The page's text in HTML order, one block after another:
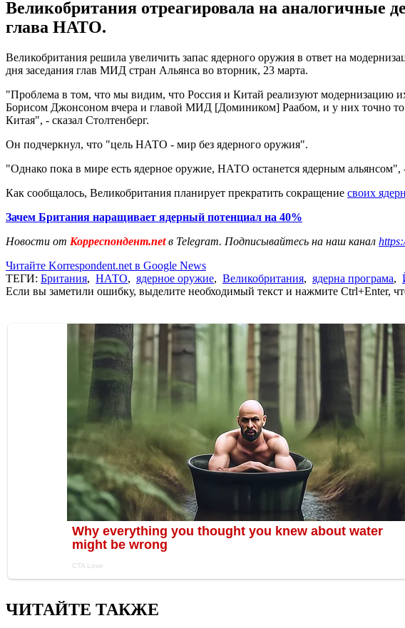
Великобритания отреагировала на аналогичные
глава НАТО.
Великобритания решила увеличить запас ядерного оружия в ответ на
дня заседания глав МИД стран Альянса во вторник, 23 марта.
"Проблема в том, что мы видим, что Россия и Китай реализуют модернизацию
Борисом Джонсоном вчера и главой МИД [Домиником] Раабом, и у них точно то
Китая", - сказал Столтенберг.
Он подчеркнул, что "цель НАТО - мир без ядерного оружия".
"Однако пока в мире есть ядерное оружие, НАТО останется ядерным
Как сообщалось, Великобритания планирует прекратить сокращение своих
Зачем Британия наращивает ядерный потенциал на 40%
Новости от Корреспондент.netв Telegram. Подписывайтесь на наш канал
Читайте Korrespondent.net в Google News
ТЕГИ: Британия, НАТО, ядерное оружие, Великобритания, ядерна програма,
Если вы заметили ошибку, выделите необходимый текст и нажмите Ctrl+Enter,
ЧИТАЙТЕ ТАКЖЕ